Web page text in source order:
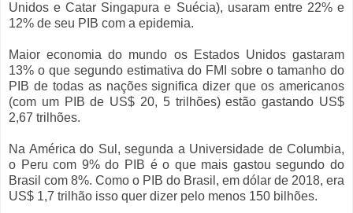
Unidos e Catar Singapura e Suécia), usaram entre 22% e
12% de seu PIB com a epidemia.
Maior economia do mundo os Estados Unidos gastaram
13% o que segundo estimativa do FMI sobre o tamanho do
PIB de todas as nações significa dizer que os americanos
(com um PIB de US$ 20, 5 trilhões) estão gastando US$
2,67 trilhões.
Na América do Sul, segunda a Universidade de Columbia,
o Peru com 9% do PIB é o que mais gastou segundo do
Brasil com 8%. Como o PIB do Brasil, em dólar de 2018, era
US$ 1,7 trilhão isso quer dizer pelo menos 150 bilhões.